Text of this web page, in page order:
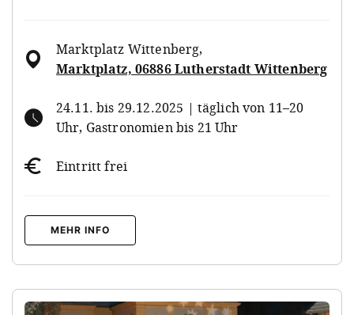
Marktplatz Wittenberg,
Marktplatz, 06886 Lutherstadt Wittenberg
24.11. bis 29.12.2025 | täglich von 11–20
Uhr, Gastronomien bis 21 Uhr
Eintritt frei
MEHR INFO